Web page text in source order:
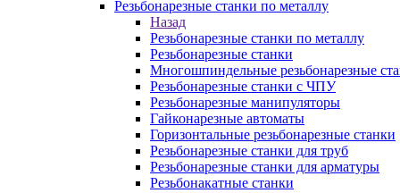
Резьбонарезные станки по металлу
Назад
Резьбонарезные станки по металлу
Резьбонарезные станки
Многошпиндельные резьбонарезные
Резьбонарезные станки с ЧПУ
Резьбонарезные манипуляторы
Гайконарезные автоматы
Горизонтальные резьбонарезные станки
Резьбонарезные станки для труб
Резьбонарезные станки для арматуры
Резьбонакатные станки